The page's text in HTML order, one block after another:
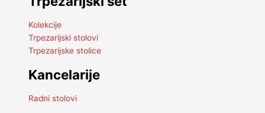
Kolekcije
Trpezarijski stolovi
Trpezarijske stolice
Kancelarije
Radni stolovi